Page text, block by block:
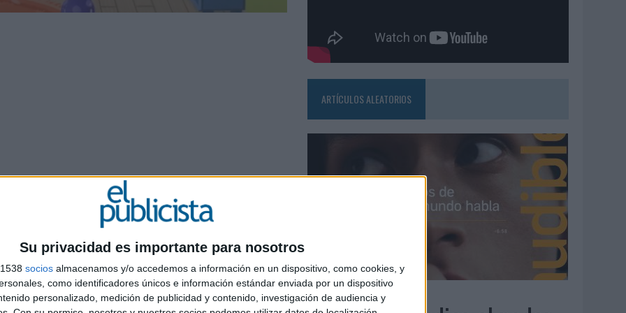
Su privacidad es importante para nosotros
socios almacenamos y/o accedemos a información en un dispositivo, como cookies, y
como identificadores únicos e información estándar enviada por un dispositivo
personalizado, medición de publicidad y contenido, investigación de audiencia y
Mar Medina, Sandra Pardo, Ester Ruíz, Ramón
Lorena Garrido y Carla Escobar
ARTÍCULOS ALEATORIOS
04/08/2026